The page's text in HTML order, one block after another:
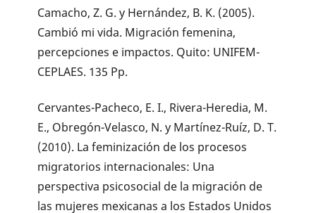
Camacho, Z. G. y Hernández, B. K. (2005).
Cambió mi vida. Migración femenina,
percepciones e impactos. Quito: UNIFEM-
CEPLAES. 135 Pp.
Cervantes-Pacheco, E. I., Rivera-Heredia, M.
E., Obregón-Velasco, N. y Martínez-Ruíz, D. T.
(2010). La feminización de los procesos
migratorios internacionales: Una
perspectiva psicosocial de la migración de
las mujeres mexicanas a los Estados Unidos